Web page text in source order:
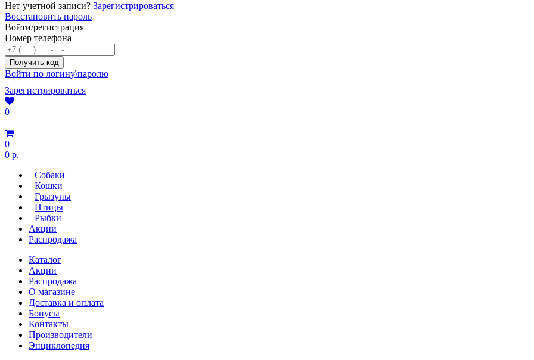
Нет учетной записи? Зарегистрироваться
Восстановить пароль
Войти/регистрация
Номер телефона
Войти по логину\паролю
Зарегистрироваться
0
0
0 р.
Собаки
Кошки
Грызуны
Птицы
Рыбки
Акции
Распродажа
Каталог
Акции
Распродажа
О магазине
Доставка и оплата
Бонусы
Контакты
Производители
Энциклопедия